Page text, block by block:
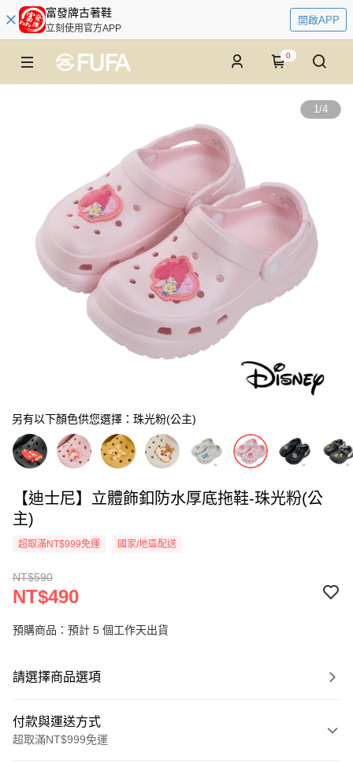
富發牌古著鞋
立刻使用官方APP
開啟APP
0
1/4
另有以下顏色供您選擇：珠光粉(公主)
【迪士尼】立體飾釦防水厚底拖鞋-珠光粉(公
主)
超取滿NT$999免運 國家/地區配送
NT$590
NT$490
預購商品：預計 5 個工作天出貨
請選擇商品選項
付款與運送方式
超取滿NT$999免運